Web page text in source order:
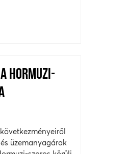
HORMUZI-
üzemanyagárak